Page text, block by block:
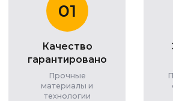
01
Качество
гарантировано
Прочные
материалы и
технологии